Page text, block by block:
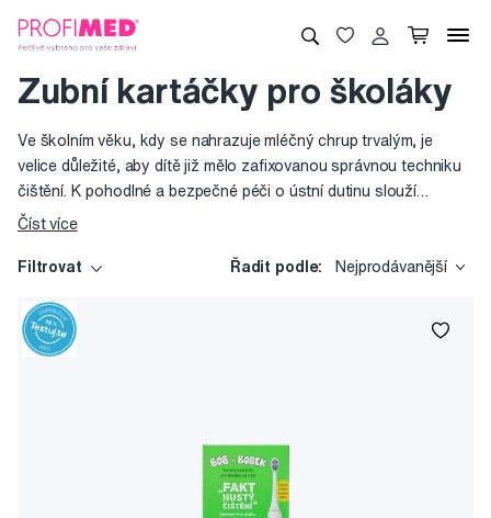
Zubní kartáčky pro školáky
Ve školním věku, kdy se nahrazuje mléčný chrup trvalým, je
velice důležité, aby dítě již mělo zafixovanou správnou techniku
čištění. K pohodlné a bezpečné péči o ústní dutinu slouží
kartáčky s měkkými vlákny a delší rukojetí. Profesionální značky
kontakt s povrchem zubu.
Číst více
Filtrovat Řadit podle: Nejprodávanější